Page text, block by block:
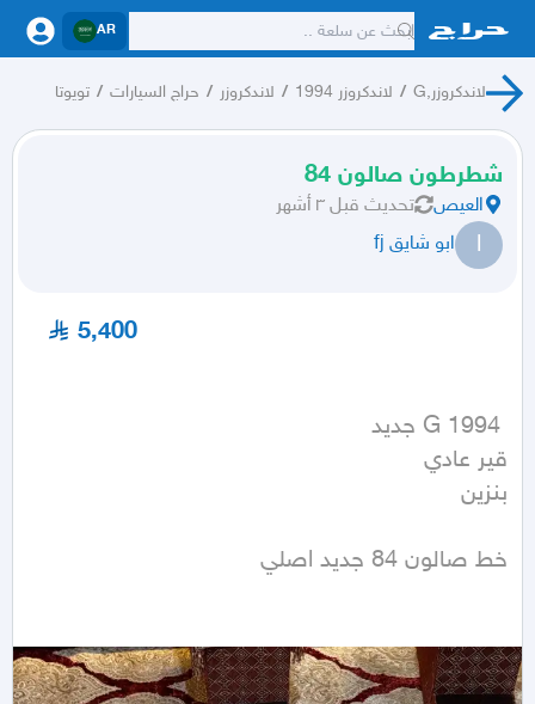
AR
لاندكروزر,G / لاندكروزر 1994 / لاندكروزر / حراج السيارات / تويوتا
شطرطون صالون 84
العيص تحديث قبل ٣ أشهر
ا ابو شايق fj
5,400
بنزين
خط صالون 84 جديد اصلي